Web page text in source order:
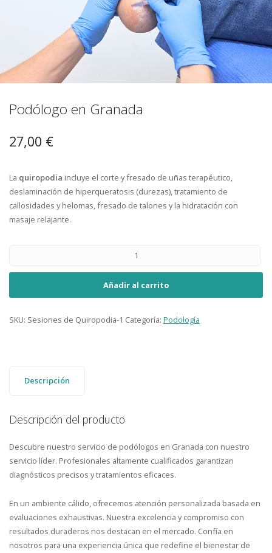
Podólogo en Granada
27,00 €
La quiropodia incluye el corte y fresado de uñas terapéutico,
deslaminación de hiperqueratosis (durezas), tratamiento de
callosidades y helomas, fresado de talones y la hidratación con
masaje relajante.
Añadir al carrito
SKU: Sesiones de Quiropodia-1 Categoría: Podología
Descripción
Descripción del producto
Descubre nuestro servicio de podólogos en Granada con nuestro
servicio líder. Profesionales altamente cualificados garantizan
diagnósticos precisos y tratamientos eficaces.
En un ambiente cálido, ofrecemos atención personalizada basada en
evaluaciones exhaustivas. Nuestra excelencia y compromiso con
resultados duraderos nos destacan en el mercado. Confía en
nosotros para una experiencia única que redefine el bienestar de